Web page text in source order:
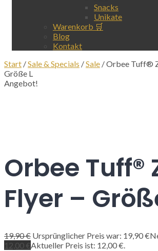
Snacks
Unikate
Warenkorb 🛒
Blog
Kontakt
Start /Sale & Specials /Sale / Orbee Tuff®
Größe L
Angebot!
Orbee Tuff®
Flyer –
19,90€ Ursprünglicher Preis war: 19,90 €
12,00 €Aktueller Preis ist: 12,00 €.